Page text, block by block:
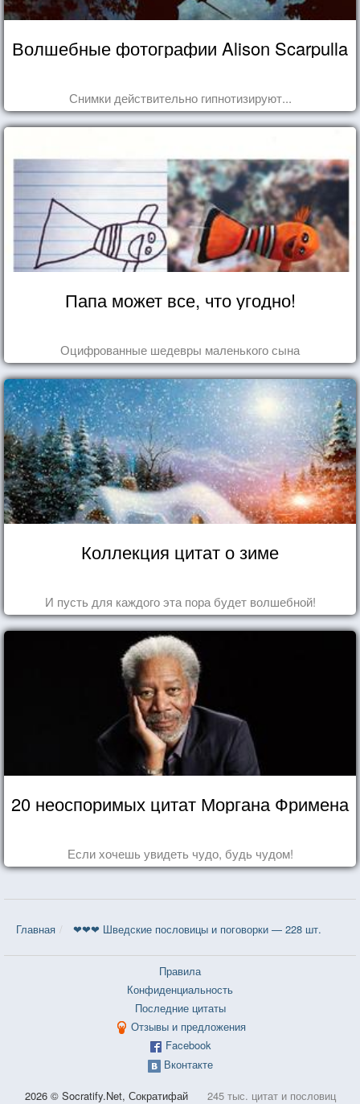
Волшебные фотографии Alison Scarpulla
Снимки действительно гипнотизируют...
Папа может все, что угодно!
Оцифрованные шедевры маленького сына
Коллекция цитат о зиме
И пусть для каждого эта пора будет волшебной!
20 неоспоримых цитат Моргана Фримена
Если хочешь увидеть чудо, будь чудом!
Главная ❤❤❤ Шведские пословицы и поговорки — 228 шт.
Правила
Конфиденциальность
Последние цитаты
Отзывы и предложения
Facebook
Вконтакте
2026 © Socratify.Net, Сократифай 245 тыс. цитат и пословиц